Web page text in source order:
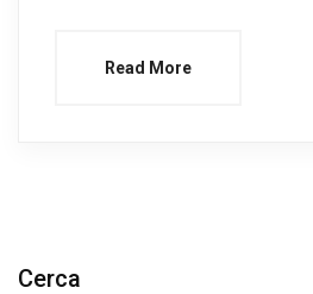
Read More
Cerca